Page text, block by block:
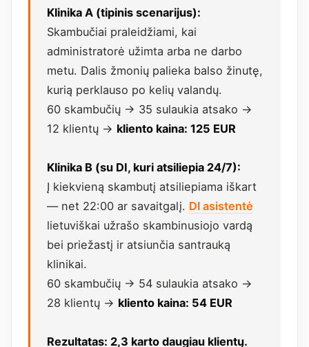
Klinika A (tipinis scenarijus):
Skambučiai praleidžiami, kai
administratorė užimta arba ne darbo
metu. Dalis žmonių palieka balso žinutę,
kurią perklauso po kelių valandų.
60 skambučių → 35 sulaukia atsako →
12 klientų → kliento kaina: 125 EUR
Klinika B (su DI, kuri atsiliepia 24/7):
Į kiekvieną skambutį atsiliepiama iškart
— net 22:00 ar savaitgalį. DI asistentė
lietuviškai užrašo skambinusiojo vardą
bei priežastį ir atsiunčia santrauką
klinikai.
60 skambučių → 54 sulaukia atsako →
28 klientų → kliento kaina: 54 EUR
Rezultatas: 2,3 karto daugiau klientų.